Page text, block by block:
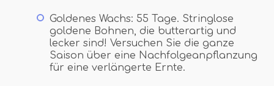
Goldenes Wachs: 55 Tage. Stringlose
goldene Bohnen, die butterartig und
lecker sind! Versuchen Sie die ganze
Saison über eine Nachfolgeanpflanzung
für eine verlängerte Ernte.